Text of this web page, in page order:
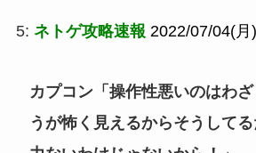
5: ネトゲ攻略速報 2022/07/04(
カプコン「操作性悪いのはわ
うが怖く見えるからそうして